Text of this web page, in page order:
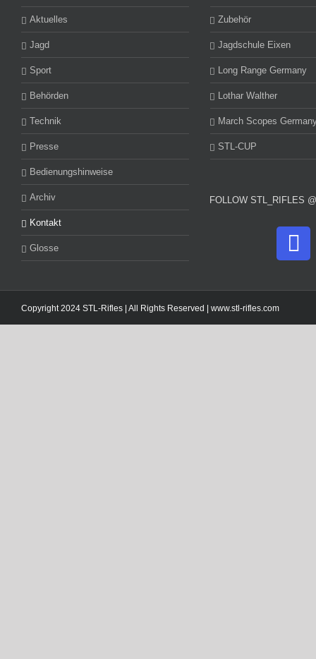
Aktuelles
Jagd
Sport
Behörden
Technik
Presse
Bedienungshinweise
Archiv
Kontakt
Glosse
Zubehör
Jagdschule Eixen
Long Range Germany
Lothar Walther
March Scopes
STL-CUP
FOLLOW STL_RIFLES
Copyright 2024 STL-Rifles | All Rights Reserved | www.stl-rifles.com